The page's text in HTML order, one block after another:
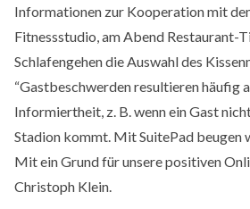
Informationen zur Kooperation mit
Fitnessstudio, am Abend Restaurant-
Schlafengehen die Auswahl des
“Gastbeschwerden resultieren häufig
Informiertheit, z. B. wenn ein Gast
Stadion kommt. Mit SuitePad beugen
Mit ein Grund für unsere positiven
Christoph Klein.